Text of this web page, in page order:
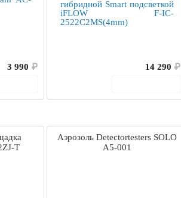
3 990 ₽
14 290 ₽
T
Аэрозоль Detectortesters SOLO
A5-001